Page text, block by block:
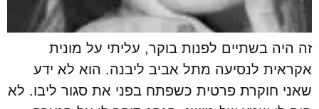
זה היה בשתיים לפנות בוקר, עליתי על מונית
אקראית לנסיעה מתל אביב ליבנה. הוא לא ידע
שאני חוקרת פרטית כשפתח בפני את סגור ליבו. לא